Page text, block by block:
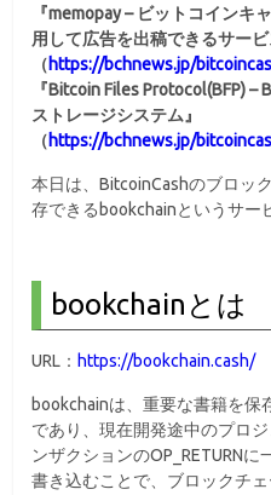
『memopay – ビットコインキ
用して広告を出稿できるサービ
（https://bchnews.jp/
『Bitcoin Files Protocol(BFP)
ストレージシステム』
（https://bchnews.jp/
本日は、BitcoinCashのブロッ
存できるbookchainというサー
bookchainとは
URL： https://bookchain.cash/
bookchainは、重要な書籍を保
であり、現在開発途中のプロ
ンザクションのOP_RETURN
書き込むことで、ブロックチ